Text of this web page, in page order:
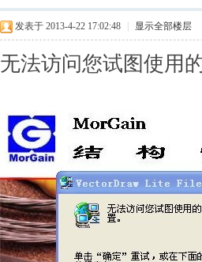
发表于 2013-4-22 17:02:48 显示全部楼层
无法访问您试图使用